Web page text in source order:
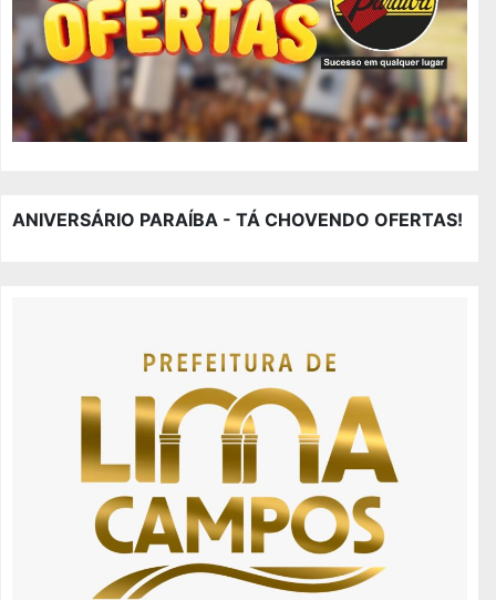
ANIVERSÁRIO PARAÍBA - TÁ CHOVENDO OFERTAS!